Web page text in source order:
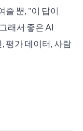
줄 뿐, "이 답이
래서 좋은 AI
평가 데이터, 사람